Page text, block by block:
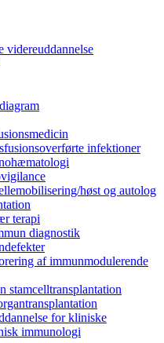
videreuddannelse
infektioner
høst og autolog
terapi
diagnostik
af immunmodulerende
stamcelltransplantation
for kliniske
immunologi